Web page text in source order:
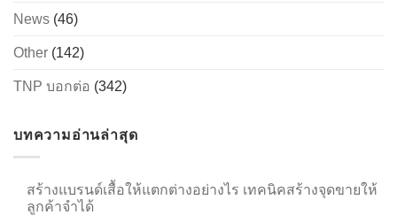
News (46)
Other (142)
TNP บอกต่อ (342)
บทความอ่านล่าสุด
สร้างแบรนด์เสื้อให้แตกต่างอย่างไร เทคนิคสร้างจุดขายให้
ลูกค้าจำได้